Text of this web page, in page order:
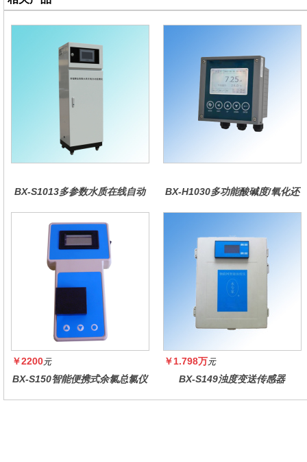
BX-S1013多参数水质在线自动
BX-H1030多功能酸碱度/氧化还
￥2200元
BX-S150智能便携式余氯总氯仪
￥1.798万元
BX-S149浊度变送传感器